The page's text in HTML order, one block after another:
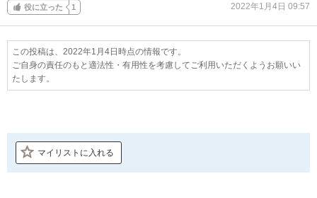
役に立った 1 2022年1月4日 09:57
この投稿は、2022年1月4日時点の情報です。
ご自身の責任のもと適法性・有用性を考慮してご利用いただくようお願いい
たします。
マイリストに入れる